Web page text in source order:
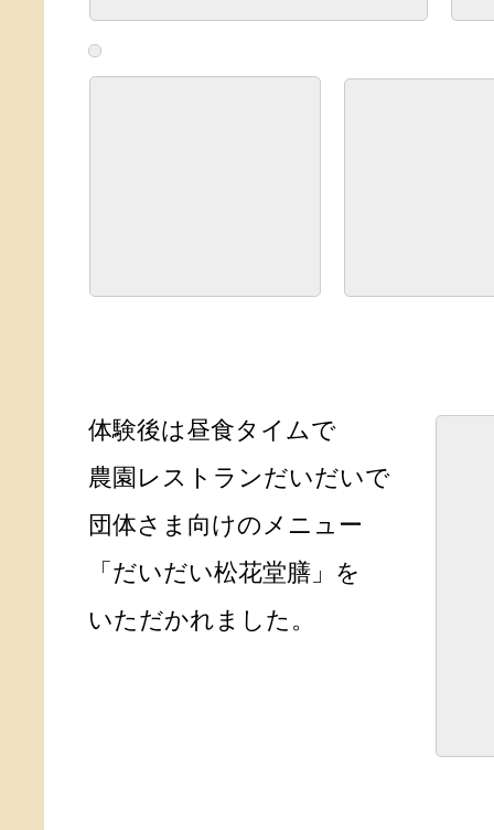
体験後は昼食タイムで
農園レストランだいだいで
団体さま向けのメニュー
「だいだい松花堂膳」を
いただかれました。